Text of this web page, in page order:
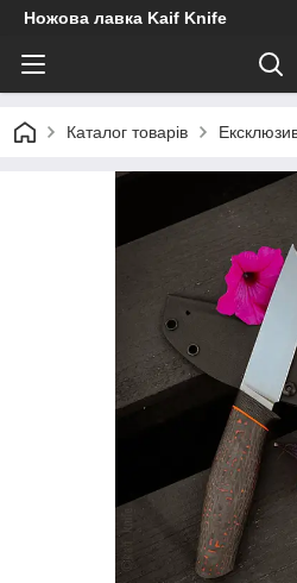
Ножова лавка Kaif Knife
Каталог товарів